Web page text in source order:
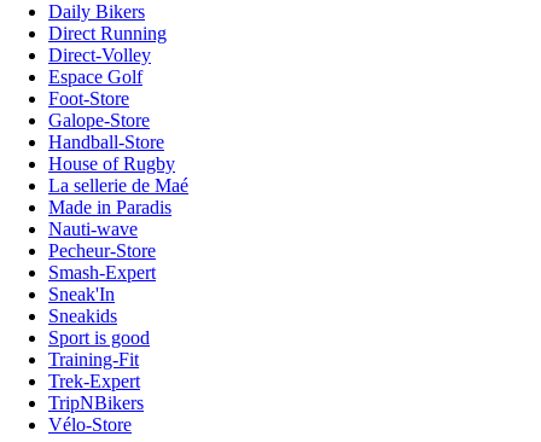
Daily Bikers
Direct Running
Direct-Volley
Espace Golf
Foot-Store
Galope-Store
Handball-Store
House of Rugby
La sellerie de Maé
Made in Paradis
Nauti-wave
Pecheur-Store
Smash-Expert
Sneak'In
Sneakids
Sport is good
Training-Fit
Trek-Expert
TripNBikers
Vélo-Store